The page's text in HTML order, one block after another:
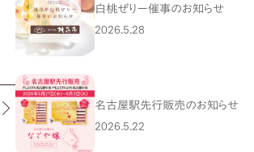
白桃ぜりー催事のお知らせ
2026.5.28
名古屋駅先行販売のお知らせ
2026.5.22